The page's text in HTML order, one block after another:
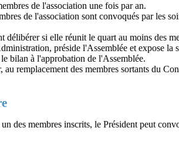
de l'association une fois par an.
de l'association sont convoqués par les
si elle réunit le quart au moins des
préside l'Assemblée et expose la
bilan à l'approbation de l'Assemblée.
remplacement des membres sortants du
des membres inscrits, le Président peut